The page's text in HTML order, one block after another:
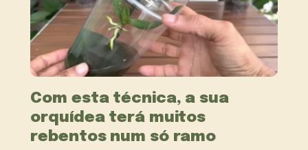
Com esta técnica, a sua
orquídea terá muitos
rebentos num só ramo